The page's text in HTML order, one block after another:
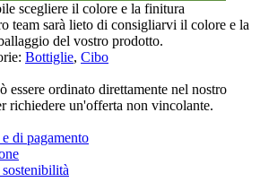
scegliere il colore e la finitura
team sarà lieto di consigliarvi il colore e la
del vostro prodotto.
Bottiglie, Cibo
essere ordinato direttamente nel nostro
richiedere un'offerta non vincolante.
di pagamento